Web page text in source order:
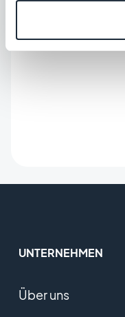
UNTERNEHMEN
Über uns